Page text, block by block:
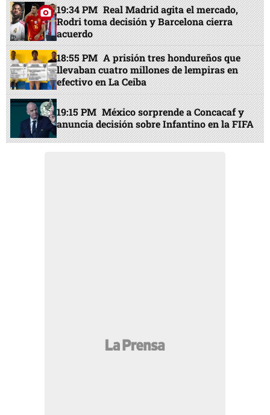
19:34 PM Real Madrid agita el mercado,
Rodri toma decisión y Barcelona cierra
acuerdo
18:55 PM A prisión tres hondureños que
llevaban cuatro millones de lempiras en
efectivo en La Ceiba
19:15 PM México sorprende a Concacaf y
anuncia decisión sobre Infantino en la FIFA